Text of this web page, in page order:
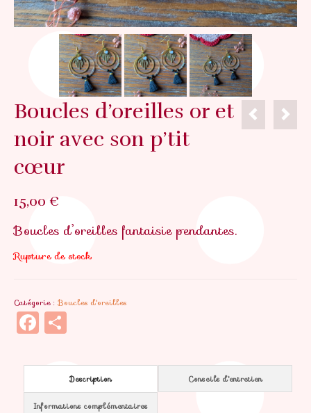
Boucles d’oreilles or et
noir avec son p’tit
cœur
15,00 €
Boucles d’oreilles fantaisie pendantes.
Rupture de stock
Catégorie : Boucles d'oreilles
Facebook
Description Conseils d'entretien
Informations complémentaires